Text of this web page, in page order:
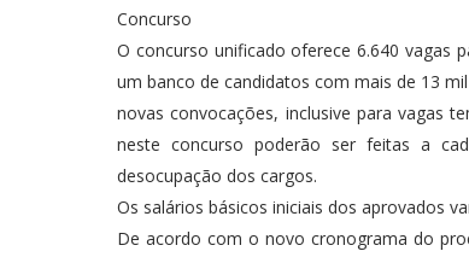
Concurso
O concurso unificado oferece 6.640 vagas
um banco de candidatos com mais de 13
novas convocações, inclusive para vagas
neste concurso poderão ser feitas a
desocupação dos cargos.
Os salários básicos iniciais dos aprovados
De acordo com o novo cronograma do